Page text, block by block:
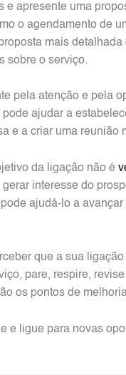
e apresente uma
o agendamento de
mais detalhada
sobre o serviço.
pela atenção e pela
pode ajudar a
e a criar uma reunião
da ligação não é
gerar interesse do
ajudá-lo a avançar
que a sua
pare, respire,
os pontos de
e ligue para novas